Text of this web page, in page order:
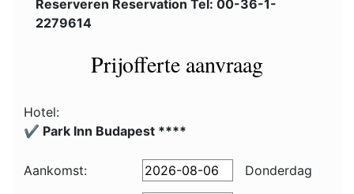
Reserveren Reservation Tel: 00-36-1-
2279614
Prijofferte aanvraag
Hotel:
✔️ Park Inn Budapest ****
Aankomst: Donderdag